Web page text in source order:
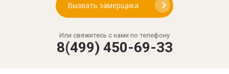
Вызвать замерщика
Или свяжитесь с нами по телефону
8(499) 450-69-33